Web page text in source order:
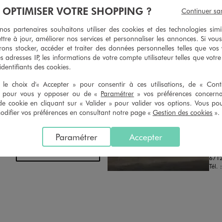
pour tout article non
sous 30 jours, sur simple
du ticket de caisse, dans tous les
faire retoucher vos articles
magasins. Les tarifs sont à
simple demande. Voir conditions
CHOISIR CE MAGASIN
Distance :
18.1 Km
Tél. :
OPTIMISER VOTRE SHOPPING ?
partenaires souhaitons utiliser des cookies et des technologies
à jour, améliorer nos services et personnaliser les annonces. Si
stocker, accéder et traiter des données personnelles telles que vos
adresses IP, les informations de votre compte utilisateur telles que
des cookies.
le choix d'« Accepter » pour consentir à ces utilisations, de «
pour vous y opposer ou de « Paramétrer » vos préférences
cookie en cliquant sur « Valider » pour valider vos options. Vous
vos préférences en consultant notre page « Gestion des cookies ».
Accepter
Paramétrer
Continuer